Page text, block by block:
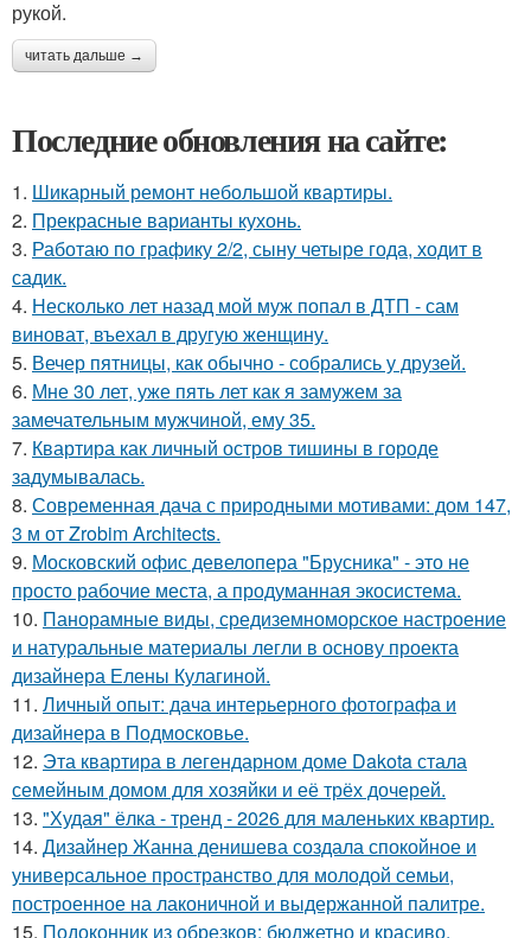
рукой.
читать дальше →
Последние обновления на сайте:
1. Шикарный ремонт небольшой квартиры.
2. Прекрасные варианты кухонь.
3. Работаю по графику 2/2, сыну четыре года, ходит в
садик.
4. Несколько лет назад мой муж попал в ДТП - сам
виноват, въехал в другую женщину.
5. Вечер пятницы, как обычно - собрались у друзей.
6. Мне 30 лет, уже пять лет как я замужем за
замечательным мужчиной, ему 35.
7. Квартира как личный остров тишины в городе
задумывалась.
8. Современная дача с природными мотивами: дом 147,
3 м от Zrobim Architects.
9. Московский офис девелопера "Брусника" - это не
просто рабочие места, а продуманная экосистема.
10. Панорамные виды, средиземноморское настроение
и натуральные материалы легли в основу проекта
дизайнера Елены Кулагиной.
11. Личный опыт: дача интерьерного фотографа и
дизайнера в Подмосковье.
12. Эта квартира в легендарном доме Dakota стала
семейным домом для хозяйки и её трёх дочерей.
13. "Худая" ёлка - тренд - 2026 для маленьких квартир.
14. Дизайнер Жанна денишева создала спокойное и
универсальное пространство для молодой семьи,
построенное на лаконичной и выдержанной палитре.
15. Подоконник из обрезков: бюджетно и красиво.